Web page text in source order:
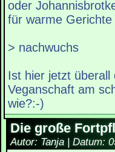
oder
für warme
> nachwuchs
Ist hier jetzt überall
Veganschaft am
wie?:-)
Die große
Autor: Tanja | Datum: